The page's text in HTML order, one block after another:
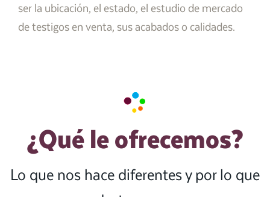
ser la ubicación, el estado, el estudio de mercado
de testigos en venta, sus acabados o calidades.
¿Qué le ofrecemos?
Lo que nos hace diferentes y por lo que